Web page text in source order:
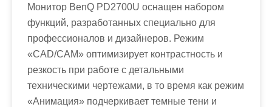
Монитор BenQ PD2700U оснащен набором
функций, разработанных специально для
профессионалов и дизайнеров. Режим
«CAD/CAM» оптимизирует контрастность и
резкость при работе с детальными
техническими чертежами, в то время как режим
«Анимация» подчеркивает темные тени и